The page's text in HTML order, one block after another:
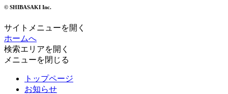
© SHIBASAKI Inc.
サイトメニューを開く
ホームへ
検索エリアを開く
メニューを閉じる
トップページ
お知らせ